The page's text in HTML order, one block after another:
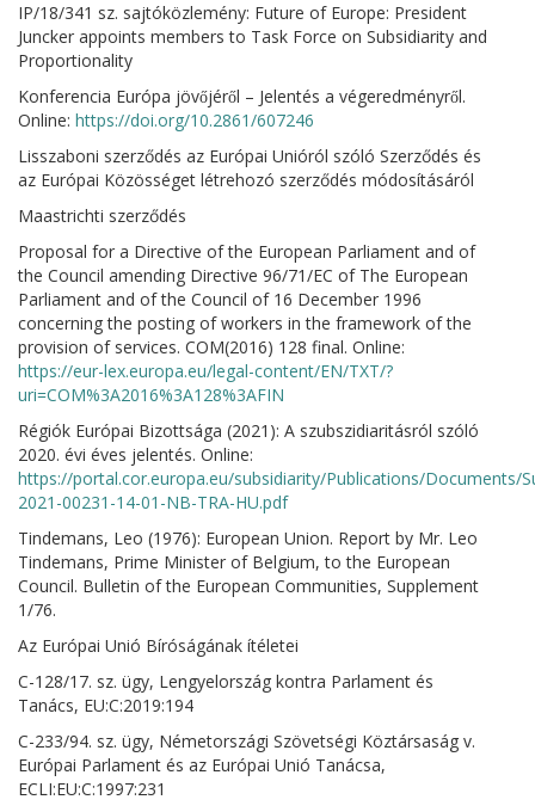
IP/18/341 sz. sajtóközlemény: Future of Europe: President
Juncker appoints members to Task Force on Subsidiarity and
Proportionality
Konferencia Európa jövőjéről – Jelentés a végeredményről.
Online: https://doi.org/10.2861/607246
Lisszaboni szerződés az Európai Unióról szóló Szerződés és
az Európai Közösséget létrehozó szerződés módosításáról
Maastrichti szerződés
Proposal for a Directive of the European Parliament and of
the Council amending Directive 96/71/EC of The European
Parliament and of the Council of 16 December 1996
concerning the posting of workers in the framework of the
provision of services. COM(2016) 128 final. Online:
https://eur-lex.europa.eu/legal-content/EN/TXT/?
uri=COM%3A2016%3A128%3AFIN
Régiók Európai Bizottsága (2021): A szubszidiaritásról szóló
2020. évi éves jelentés. Online:
https://portal.cor.europa.eu/subsidiarity/Publications/Documents/
2021-00231-14-01-NB-TRA-HU.pdf
Tindemans, Leo (1976): European Union. Report by Mr. Leo
Tindemans, Prime Minister of Belgium, to the European
Council. Bulletin of the European Communities, Supplement
1/76.
Az Európai Unió Bíróságának ítéletei
C-128/17. sz. ügy, Lengyelország kontra Parlament és
Tanács, EU:C:2019:194
C-233/94. sz. ügy, Németországi Szövetségi Köztársaság v.
Európai Parlament és az Európai Unió Tanácsa,
ECLI:EU:C:1997:231